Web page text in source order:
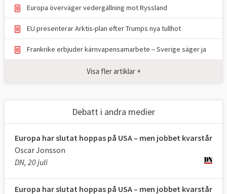
sålde dåen speciell ammunition till
Frankrike.
I den andra, artikel 222 i EU-fördraget, står
att “unionen och dess medlemsstater ska
handla gemensamt i en anda av solidaritet
naturkatastrof eller en katastrof som
orsakas av människor.” För att göra detta
ska “alla instrument som står till dess
förfogande, även de militära resurser”
mobiliseras. Klausulen har hittills inte
åberopats.
Europa överväger vedergällning mot Ryssland
EU presenterar Arktis-plan efter Trumps nya tullhot
Frankrike erbjuder kärnvapensamarbete – Sverige säger ja
Visa fler artiklar +
Debatt i andra medier
Europa har slutat hoppas på USA – men jobbet kvarstår
Oscar Jonsson
DN, 20 juli
Europa har slutat hoppas på USA – men jobbet kvarstår